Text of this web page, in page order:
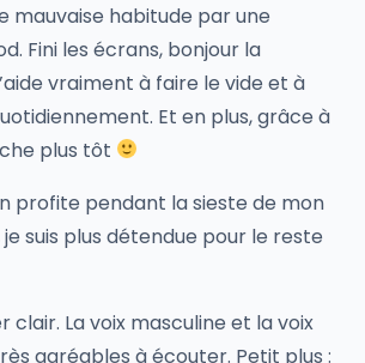
mauvaise habitude par une
Fini les écrans, bonjour la
vraiment à faire le vide et à
Et en plus, grâce à
plus tôt
profite pendant la sieste de mon
suis plus détendue pour le reste
clair. La voix masculine et la voix
agréables à écouter. Petit plus :